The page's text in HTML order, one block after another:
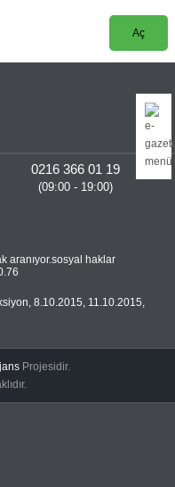
Aç
0216 366 01 19
(09:00 - 19:00)
aranıyor.sosyal haklar
, 8.10.2015, 11.10.2015,
Projesidir.